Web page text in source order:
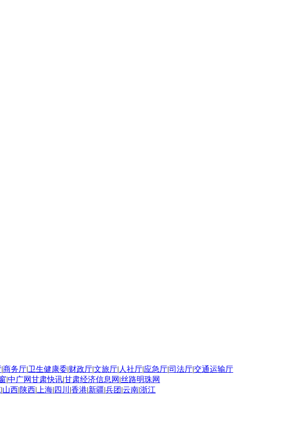
|商务厅|卫生健康委|财政厅|文旅厅| 人社厅|应急厅|司法厅|交通运输厅
|中广网甘肃快讯|甘肃经济信息网 |丝路明珠网
|山西|陕西| 上海| 四川 |香港|新疆|兵团 |云南|浙江